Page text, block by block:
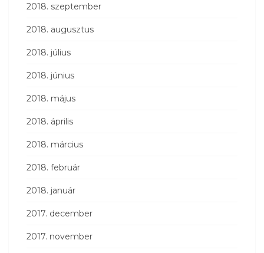
2018. szeptember
2018. augusztus
2018. július
2018. június
2018. május
2018. április
2018. március
2018. február
2018. január
2017. december
2017. november